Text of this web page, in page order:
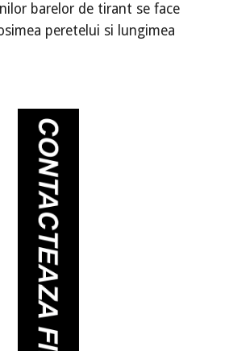
barelor de tirant se face
peretelui si lungimea